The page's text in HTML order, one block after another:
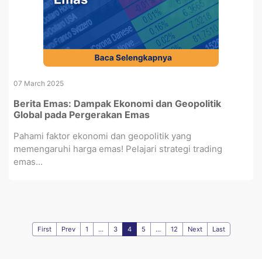
07 March 2025
Berita Emas: Dampak Ekonomi dan Geopolitik
Global pada Pergerakan Emas
Pahami faktor ekonomi dan geopolitik yang
memengaruhi harga emas! Pelajari strategi trading
emas...
First Prev 1 ... 3 4 5 ... 12 Next Last